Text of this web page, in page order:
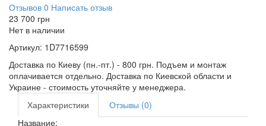
Отзывов 0 Написать отзыв
23 700 грн
Нет в наличии
Артикул: 1D7716599
Доставка по Киеву (пн.-пт.) - 800 грн. Подъем и монтаж
оплачивается отдельно. Доставка по Киевской области и
Украине - стоимость уточняйте у менеджера.
Характеристики
Отзывы (0)
Название: